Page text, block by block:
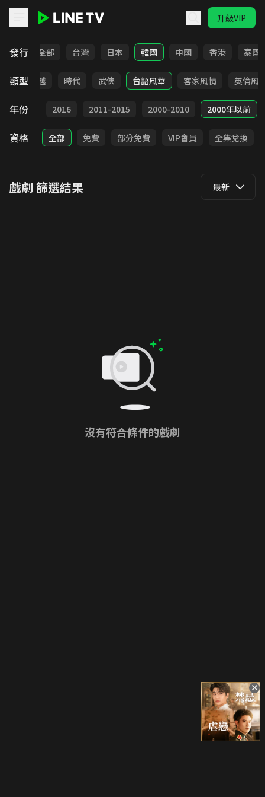
升級VIP
發行 全部 台灣 日本 韓國 中國 香港 泰國
類型
俠 穿越 時代 武俠 台語風華 客家風情 英倫風
年份
2017 2016 2011-2015 2000-2010 2000年以前
資格 全部 免費 部分免費 VIP會員 全集兌換
戲劇 篩選結果 最新
沒有符合條件的戲劇